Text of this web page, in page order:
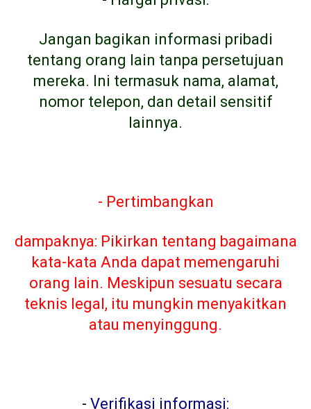
Jangan bagikan informasi pribadi
tentang orang lain tanpa persetujuan
mereka. Ini termasuk nama, alamat,
nomor telepon, dan detail sensitif
lainnya.
- Pertimbangkan
dampaknya: Pikirkan tentang bagaimana
kata-kata Anda dapat memengaruhi
orang lain. Meskipun sesuatu secara
teknis legal, itu mungkin menyakitkan
atau menyinggung.
- Verifikasi informasi: